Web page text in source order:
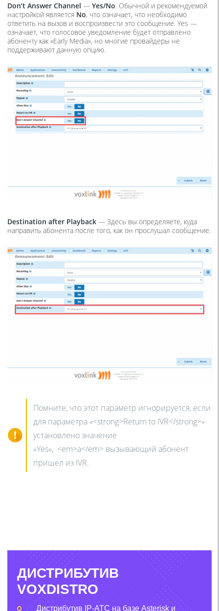
Don’t Answer Channel — Yes/No. Обычной и рекомендуемой
настройкой является No, что означает, что необходимо
ответить на вызов и воспроизвести это сообщение. Yes —
означает, что голосовое уведомление будет отправлено
абоненту как «Early Media», но многие провайдеры не
поддерживают данную опцию.
Destination after Playback — Здесь вы определяете, куда
направить абонента после того, как он прослушал сообщение.
Помните, что этот параметр игнорируется, если
для параметра «<strong>Return to IVR</strong>»
установлено значение
«Yes», <em>а</em> вызывающий абонент
пришел из IVR.
ДИСТРИБУТИВ
VOXDISTRO
Дистрибутив IP-АТС на базе Asterisk и